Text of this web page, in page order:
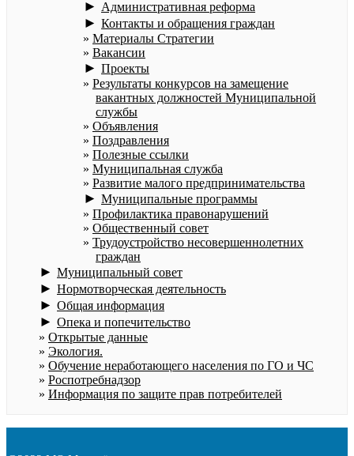
► Административная реформа
► Контакты и обращения граждан
Материалы Стратегии
Вакансии
► Проекты
Результаты конкурсов на замещение
вакантных должностей Муниципальной
службы
Объявления
Поздравления
Полезные ссылки
Муниципальная служба
Развитие малого предпринимательства
► Муниципальные программы
Профилактика правонарушений
Общественный совет
Трудоустройство несовершеннолетних
граждан
► Муниципальный совет
► Нормотворческая деятельность
► Общая информация
► Опека и попечительство
Открытые данные
Экология.
Обучение неработающего населения по ГО и ЧС
Роспотребнадзор
Информация по защите прав потребителей